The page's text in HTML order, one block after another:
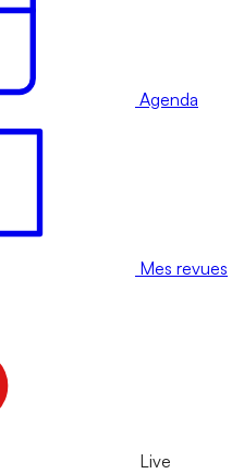
Agenda
Mes revues
Live